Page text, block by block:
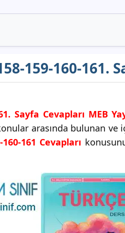
159-160-161.
Sayfa Cevapları MEB
arasında bulunan ve
161 Cevapları